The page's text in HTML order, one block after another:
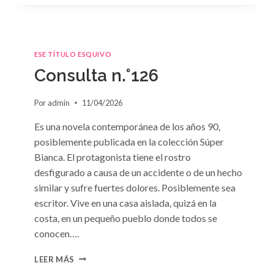
ESE TÍTULO ESQUIVO
Consulta n.°126
Por admin 11/04/2026
Es una novela contemporánea de los años 90,
posiblemente publicada en la colección Súper
Bianca. El protagonista tiene el rostro
desfigurado a causa de un accidente o de un hecho
similar y sufre fuertes dolores. Posiblemente sea
escritor. Vive en una casa aislada, quizá en la
costa, en un pequeño pueblo donde todos se
conocen….
LEER MÁS CONSULTA